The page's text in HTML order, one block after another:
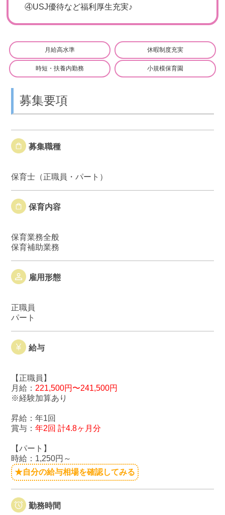
④USJ優待など福利厚生充実♪
月給高水準 休暇制度充実
時短・扶養内勤務 小規模保育園
募集要項
募集職種
保育士（正職員・パート）
保育内容
保育業務全般
保育補助業務
雇用形態
正職員
パート
給与
【正職員】
月給： 221,500円〜241,500円
※経験加算あり
昇給：年1回
賞与： 年2回 計4.8ヶ月分
【パート】
時給：1,250円～
★自分の給与相場を確認してみる
勤務時間